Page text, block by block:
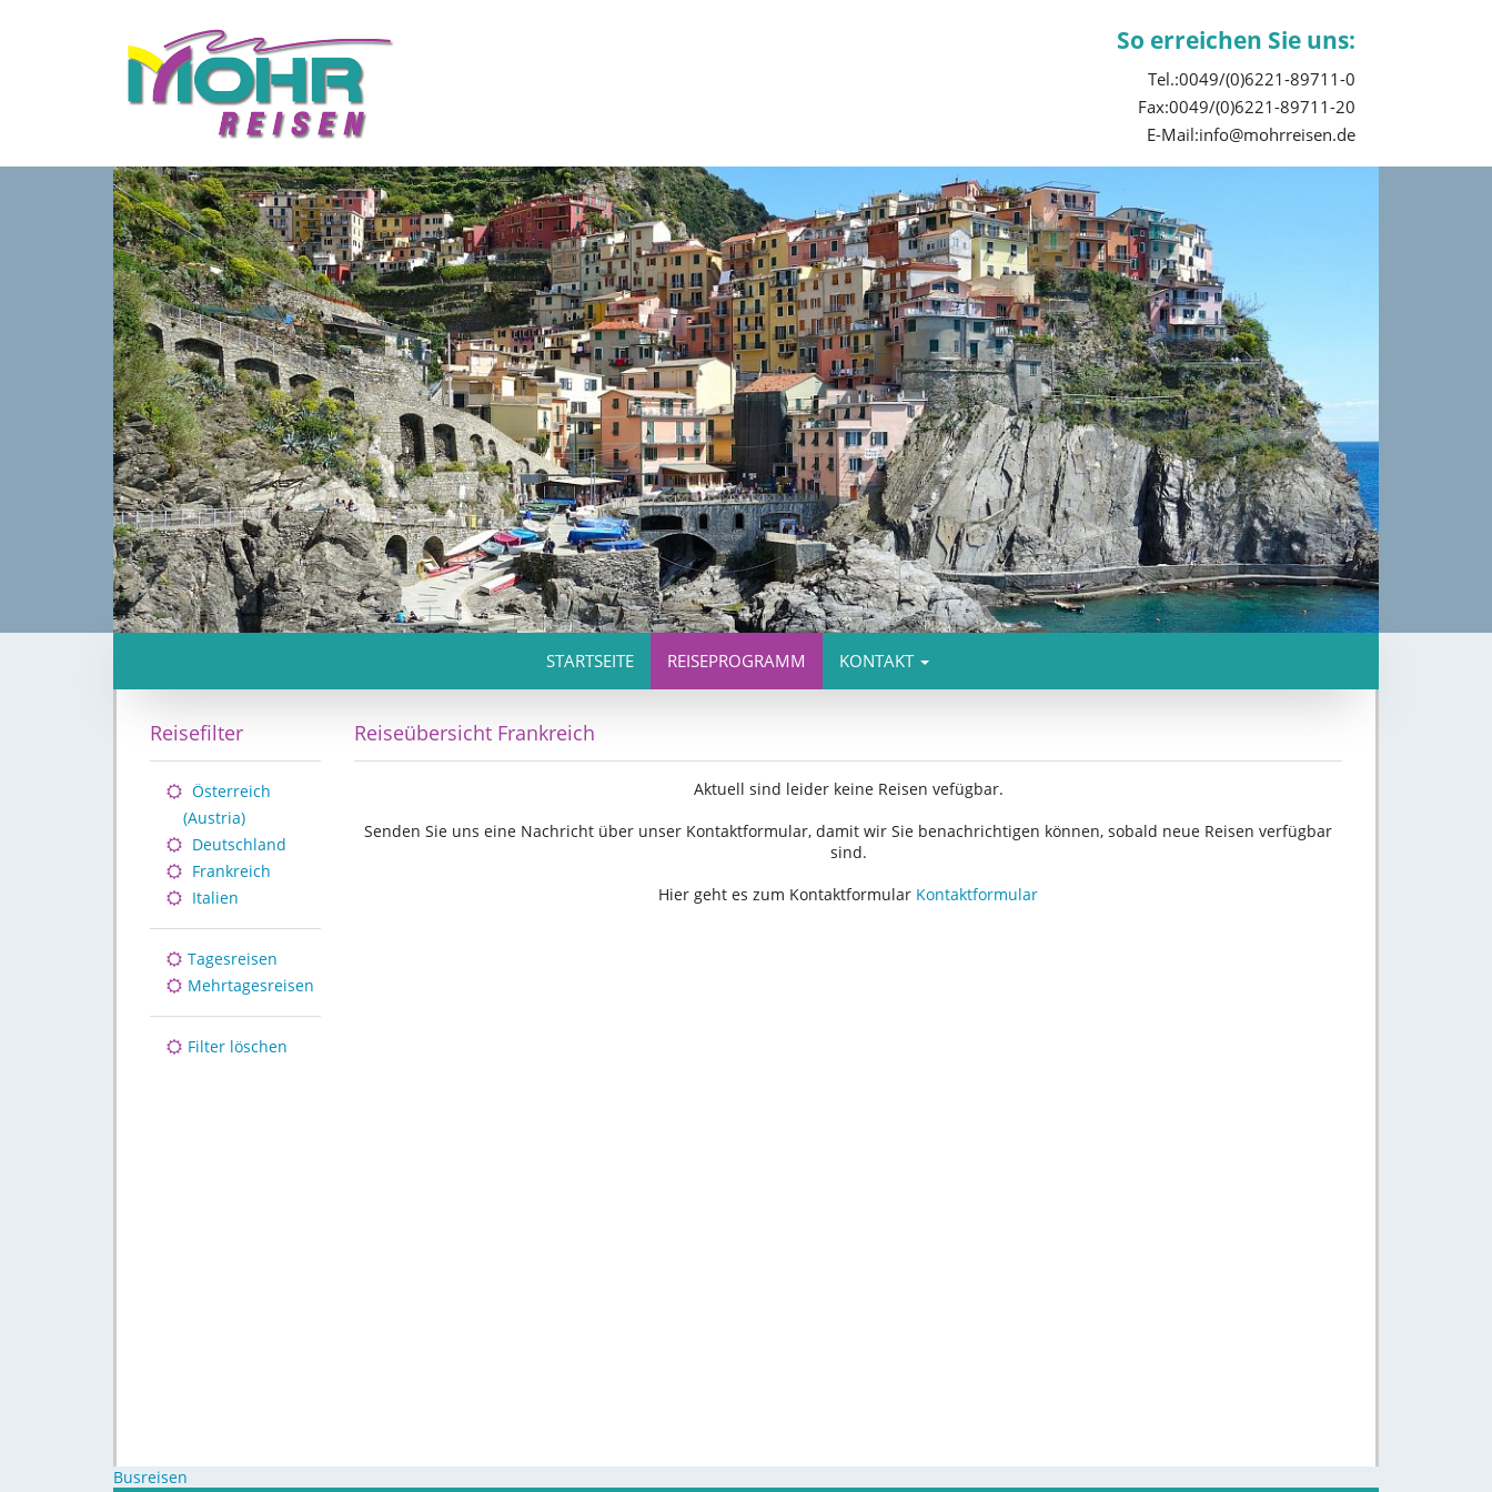
So erreichen Sie uns:
Tel.:0049/(0)6221-89711-0
Fax:0049/(0)6221-89711-20
E-Mail:info@mohrreisen.de
STARTSEITE REISEPROGRAMM KONTAKT
Reisefilter
Österreich
(Austria)
Deutschland
Frankreich
Italien
Tagesreisen
Mehrtagesreisen
Filter löschen
Reiseübersicht Frankreich
Aktuell sind leider keine Reisen vefügbar.
Senden Sie uns eine Nachricht über unser Kontaktformular, damit wir Sie benachrichtigen können, sobald neue Reisen verfügbar
sind.
Hier geht es zum Kontaktformular Kontaktformular
Busreisen